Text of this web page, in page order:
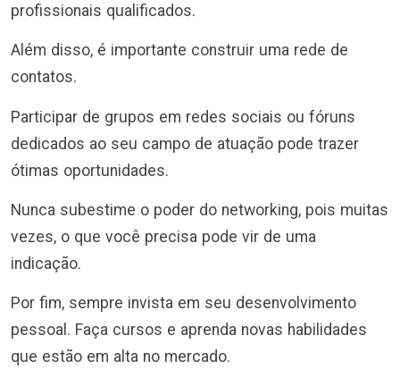
profissionais qualificados.
Além disso, é importante construir uma rede de
contatos.
Participar de grupos em redes sociais ou fóruns
dedicados ao seu campo de atuação pode trazer
ótimas oportunidades.
Nunca subestime o poder do networking, pois muitas
vezes, o que você precisa pode vir de uma
indicação.
Por fim, sempre invista em seu desenvolvimento
pessoal. Faça cursos e aprenda novas habilidades
que estão em alta no mercado.